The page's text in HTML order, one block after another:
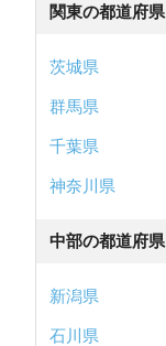
関東の都道府県
茨城県
群馬県
千葉県
神奈川県
中部の都道府県
新潟県
石川県